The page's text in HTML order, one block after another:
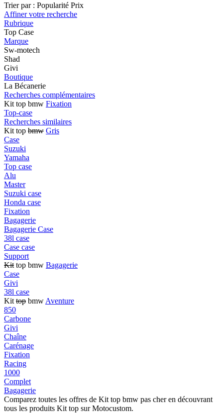
Trier par : Popularité Prix
Affiner votre recherche
Rubrique
Top Case
Marque
Sw-motech
Shad
Givi
Boutique
La Bécanerie
Recherches complémentaires
Kit top bmw Fixation
Top-case
Recherches similaires
Kit top bmw Gris
Case
Suzuki
Yamaha
Top case
Alu
Master
Suzuki case
Honda case
Fixation
Bagagerie
Bagagerie Case
38l case
Case case
Support
Kit top bmw Bagagerie
Case
Givi
38l case
Kit top bmw Aventure
850
Carbone
Givi
Chaîne
Carénage
Fixation
Racing
1000
Complet
Bagagerie
Comparez toutes les offres de Kit top bmw pas cher en découvrant
tous les produits Kit top sur Motocustom.